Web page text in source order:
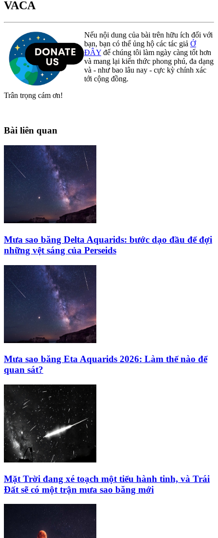
VACA
Nếu nội dung của bài trên hữu ích đối với
bạn, bạn có thể ủng hộ các tác giả Ở
ĐÂY để chúng tôi làm ngày càng tốt hơn
và mang lại kiến thức phong phú, đa dạng
và - như bao lâu nay - cực kỳ chính xác
tới cộng đồng.
Trân trọng cám ơn!
Bài liên quan
Mưa sao băng Delta Aquarids: bước dạo đầu để đợi
những vệt sáng của Perseids
Mưa sao băng Eta Aquarids 2026: Làm thế nào để
quan sát?
Mặt Trời đang xé toạch một tiểu hành tinh, và Trái
Đất sẽ có một trận mưa sao băng mới